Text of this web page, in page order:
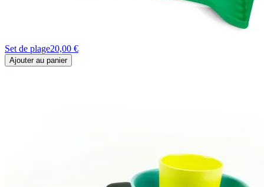
Set de plage20,00 €
Ajouter au panier